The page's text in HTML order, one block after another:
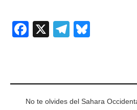
Facebook
X Telegram
No te olvides del Sahara